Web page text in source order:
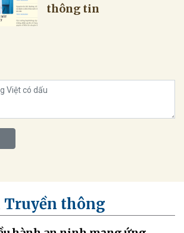
thông tin
Truyền thông